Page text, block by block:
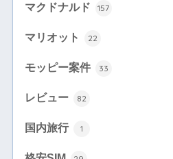
マクドナルド 157
マリオット 22
モッピー案件 33
レビュー 82
国内旅行 1